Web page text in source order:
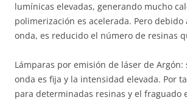
lumínicas elevadas, generando mucho
polimerización es acelerada. Pero
onda, es reducido el número de resinas
Lámparas por emisión de láser de
onda es fija y la intensidad elevada. Por
para determinadas resinas y el fraguado